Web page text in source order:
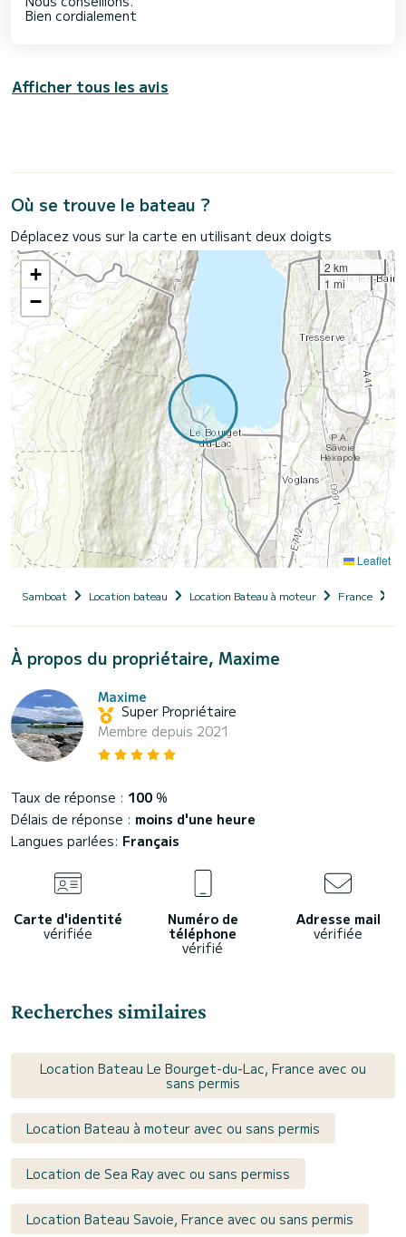
Bien cordialement
Afficher tous les avis
Où se trouve le bateau ?
Déplacez vous sur la carte en utilisant deux doigts
+
−
2 km
1 mi
Leaflet
Samboat Location bateau Location Bateau à moteur France
À propos du propriétaire, Maxime
Maxime
Super Propriétaire
Membre depuis 2021
Taux de réponse : 100 %
Délais de réponse : moins d'une heure
Langues parlées: Français
Carte d'identité
vérifiée
Numéro de
téléphone
vérifié
Adresse mail
vérifiée
Recherches similaires
Location Bateau Le Bourget-du-Lac, France avec ou
sans permis
Location Bateau à moteur avec ou sans permis
Location de Sea Ray avec ou sans permiss
Location Bateau Savoie, France avec ou sans permis